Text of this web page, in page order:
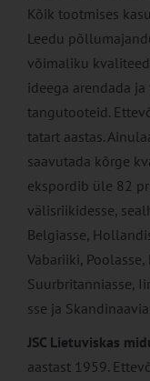
Kõik tootmises
Leedu
võimaliku
ideega arendada
tangutooteid.
tatart aastas.
saavutada kõrge
ekspordib üle 82
välisriikidesse,
Belgiasse,
Vabariiki, Poolasse,
Suurbritanniasse,
sse ja
JSC Lietuviskas
aastast 1959.